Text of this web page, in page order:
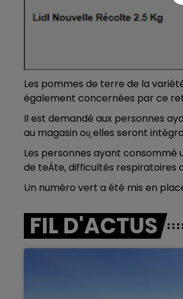
Les pommes de terre de la
également concernées par ce
Il est demandé aux personnes
au magasin ou̬ elles seront
Les personnes ayant
de teÂte, difficultés respiratoires
Un numéro vert a été mis en
FIL D'ACTUS